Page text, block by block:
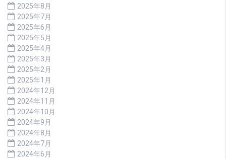
2025年8月
2025年7月
2025年6月
2025年5月
2025年4月
2025年3月
2025年2月
2025年1月
2024年12月
2024年11月
2024年10月
2024年9月
2024年8月
2024年7月
2024年6月